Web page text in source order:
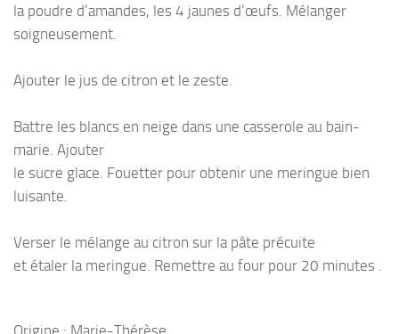
la poudre d’amandes, les 4 jaunes d’œufs. Mélanger
soigneusement.
Ajouter le jus de citron et le zeste.
Battre les blancs en neige dans une casserole au bain-
marie. Ajouter
le sucre glace. Fouetter pour obtenir une meringue bien
luisante.
Verser le mélange au citron sur la pâte précuite
et étaler la meringue. Remettre au four pour 20 minutes .